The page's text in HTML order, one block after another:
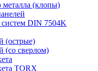
металла (клопы)
DIN 7504K
(острые)
(со сверлом)
TORX